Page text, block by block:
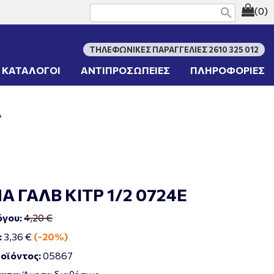
(0)
search
ΤΗΛΕΦΩΝΙΚΕΣ ΠΑΡΑΓΓΕΛΙΕΣ 2610 325 012
ΚΑΤΑΛΟΓΟΙ ΑΝΤΙΠΡΟΣΩΠΕΙΕΣ ΠΛΗΡΟΦΟΡΙΕΣ
ΓΑΛΒ ΚΙΤΡ 1/2 0724Ε
4,20 €
3,36 € (-20%)
05867